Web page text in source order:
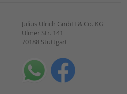
Julius Ulrich GmbH & Co. KG
Ulmer Str. 141
70188 Stuttgart